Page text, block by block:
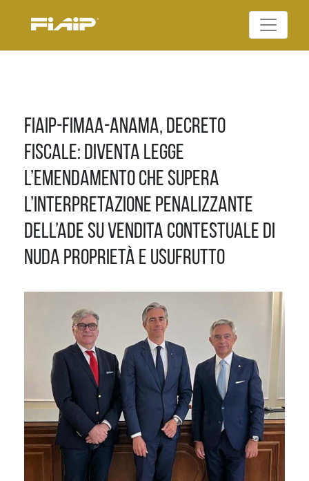
Federazione Italiana
Fiaip-Fimaa-Anama, Decreto
Fiscale: diventa legge
l’emendamento che supera
l’interpretazione penalizzante
dell’AdE su vendita contestuale di
nuda proprietà e usufrutto